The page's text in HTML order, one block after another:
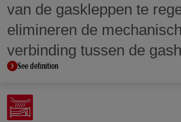
van de gaskleppen te
elimineren de
verbinding tussen de
de gaskleppen. TBW stelt
FI-systeem in staat om de
gasklepopening over het
See definition